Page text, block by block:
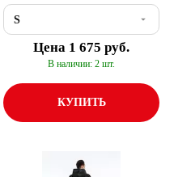
Цена 1 675 руб.
В наличии: 2 шт.
КУПИТЬ